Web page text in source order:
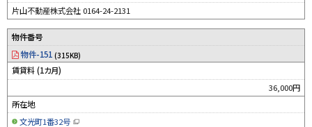
片山不動産株式会社 0164-24-2131
物件番号
物件-151 (315KB)
賃貸料 (1カ月)
36,000円
所在地
文光町1番32号